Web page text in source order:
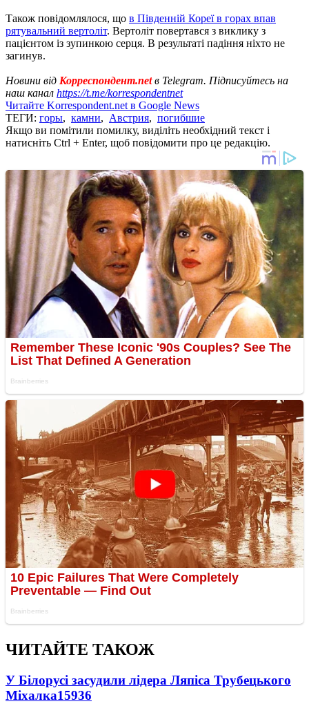
Також повідомлялося, що в Південній Кореї в горах впав
рятувальний вертоліт. Вертоліт повертався з виклику з
пацієнтом із зупинкою серця. В результаті падіння ніхто не
загинув.
Новини від Корреспондент.netв Telegram. Підписуйтесь на
наш канал https://t.me/korrespondentnet
Читайте Korrespondent.net в Google News
ТЕГИ: горы, камни, Австрия, погибшие
Якщо ви помітили помилку, виділіть необхідний текст і
натисніть Ctrl + Enter, щоб повідомити про це редакцію.
ЧИТАЙТЕ ТАКОЖ
У Білорусі засудили лідера Ляпіса Трубецького
Міхалка15936